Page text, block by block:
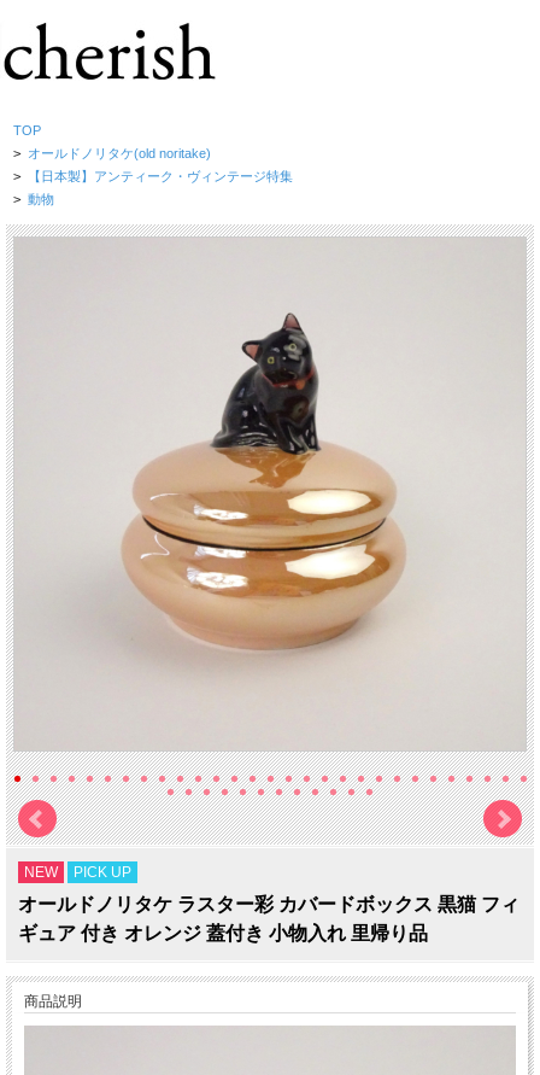
TOP
> オールドノリタケ(old noritake)
> 【日本製】アンティーク・ヴィンテージ特集
> 動物
NEW PICK UP
オールドノリタケ ラスター彩 カバードボックス 黒猫 フィ
ギュア 付き オレンジ 蓋付き 小物入れ 里帰り品
商品説明